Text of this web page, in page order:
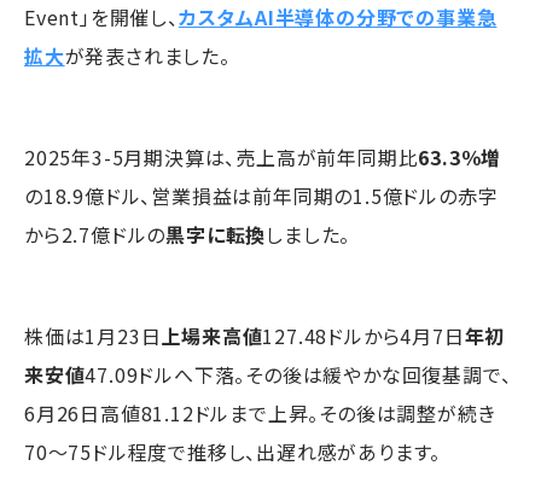
Event」を開催し、カスタムAI半導体の分野での事業急
拡大が発表されました。
2025年3-5月期決算は、売上高が前年同期比63.3％増
の18.9億ドル、営業損益は前年同期の1.5億ドルの赤字
から2.7億ドルの黒字に転換しました。
株価は1月23日上場来高値127.48ドルから4月7日年初
来安値47.09ドルへ下落。その後は緩やかな回復基調で、
6月26日高値81.12ドルまで上昇。その後は調整が続き
70～75ドル程度で推移し、出遅れ感があります。